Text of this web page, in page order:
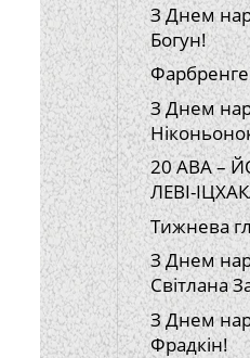
З Днем
Богун!
З Днем
20 АВА –
ЛЕВІ-
Тижнева
З Днем
Світлана
З Днем
Фрадкін!